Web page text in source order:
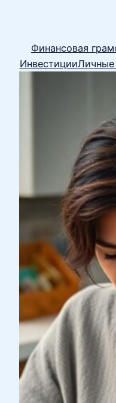
Финансовая
Инвестиции